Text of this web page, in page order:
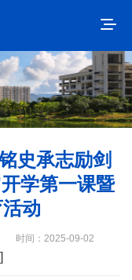
史承志励剑
学第一课暨
动
时间：2025-09-02